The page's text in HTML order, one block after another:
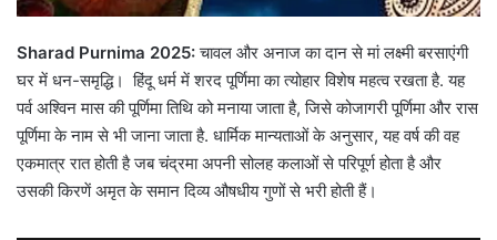
Sharad Purnima 2025:चावल और अनाज का दान से मां लक्ष्मी बरसाएंगी
घर में धन-समृद्धि। हिंदू धर्म में शरद पूर्णिमा का त्योहार विशेष महत्व रखता है. यह
पर्व अश्विन मास की पूर्णिमा तिथि को मनाया जाता है, जिसे कोजागरी पूर्णिमा और रास
पूर्णिमा के नाम से भी जाना जाता है. धार्मिक मान्यताओं के अनुसार, यह वर्ष की वह
एकमात्र रात होती है जब चंद्रमा अपनी सोलह कलाओं से परिपूर्ण होता है और
उसकी किरणें अमृत के समान दिव्य औषधीय गुणों से भरी होती हैं।